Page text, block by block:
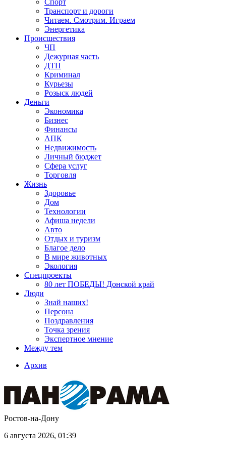
Спорт
Транспорт и дороги
Читаем. Смотрим. Играем
Энергетика
Происшествия
ЧП
Дежурная часть
ДТП
Криминал
Курьезы
Розыск людей
Деньги
Экономика
Бизнес
Финансы
АПК
Недвижимость
Личный бюджет
Сфера услуг
Торговля
Жизнь
Здоровье
Дом
Технологии
Афиша недели
Авто
Отдых и туризм
Благое дело
В мире животных
Экология
Спецпроекты
80 лет ПОБЕДЫ! Донской край
Люди
Знай наших!
Персона
Поздравления
Точка зрения
Экспертное мнение
Между тем
Архив
Ростов-на-Дону
6 августа 2026, 01:39